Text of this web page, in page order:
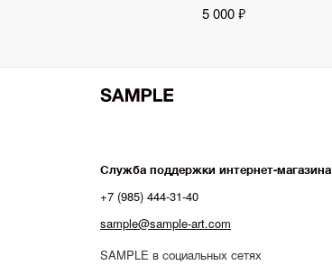
5 000 ₽
Служба поддержки интернет-магазина
+7 (985) 444-31-40
sample@sample-art.com
SAMPLE в социальных сетях